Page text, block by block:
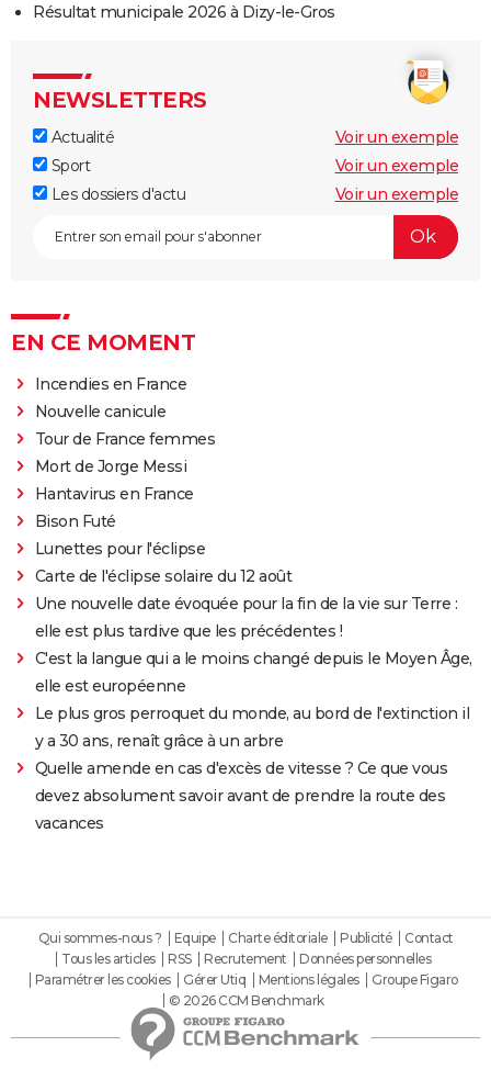
Résultat municipale 2026 à Dizy-le-Gros
NEWSLETTERS
Actualité
Voir un exemple
Sport
Voir un exemple
Les dossiers d'actu
Voir un exemple
EN CE MOMENT
Incendies en France
Nouvelle canicule
Tour de France femmes
Mort de Jorge Messi
Hantavirus en France
Bison Futé
Lunettes pour l'éclipse
Carte de l'éclipse solaire du 12 août
Une nouvelle date évoquée pour la fin de la vie sur Terre :
elle est plus tardive que les précédentes !
C'est la langue qui a le moins changé depuis le Moyen Âge,
elle est européenne
Le plus gros perroquet du monde, au bord de l'extinction il
y a 30 ans, renaît grâce à un arbre
Quelle amende en cas d'excès de vitesse ? Ce que vous
devez absolument savoir avant de prendre la route des
vacances
Qui sommes-nous ? Equipe Charte éditoriale Publicité
Contact
Tous les articles
RSS Recrutement
Données personnelles
Paramétrer les cookies
Gérer Utiq Mentions légales
Groupe Figaro
© 2026 CCM Benchmark